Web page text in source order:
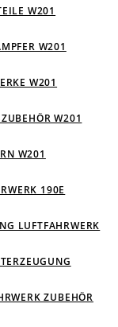
W201
W201
W201
W201
W201
190E
LUFTFAHRWERK
ZUBEHÖR